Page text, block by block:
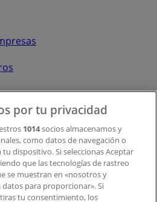
y de marketing
en el mapa
en la web o en la
por tu privacidad
1014socios almacenamos y
como datos de navegación o
dispositivo. Si seleccionas Aceptar
que las tecnologías de rastreo
se muestran en «nosotros y
para proporcionar». Si
tu consentimiento, los